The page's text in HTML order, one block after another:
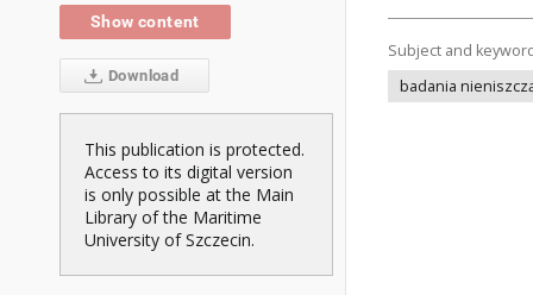
Show content
Download
This publication is protected.
Access to its digital version
is only possible at the Main
Library of the Maritime
University of Szczecin.
Subject and
badania